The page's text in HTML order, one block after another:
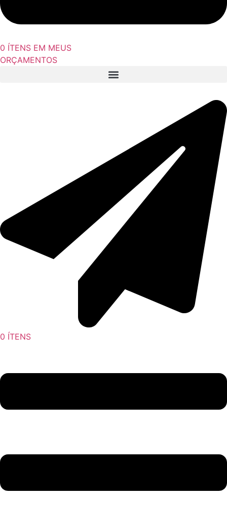
0 ÍTENS EM MEUS
ORÇAMENTOS
0 ÍTENS